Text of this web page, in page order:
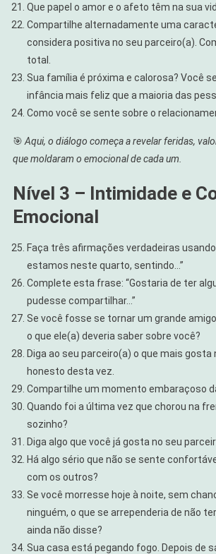
Que papel o amor e o afeto têm na sua
Compartilhe alternadamente uma
considera positiva no seu parceiro(a).
total.
Sua família é próxima e calorosa? Você
infância mais feliz que a maioria das
Como você se sente sobre o
🎯 Aqui, o diálogo começa a revelar feridas,
que moldaram o emocional de cada um.
Nível 3 – Intimidade e
Emocional
Faça três afirmações verdadeiras usando
estamos neste quarto, sentindo…”
Complete esta frase: “Gostaria de ter
pudesse compartilhar…”
Se você fosse se tornar um grande
o que ele(a) deveria saber sobre você?
Diga ao seu parceiro(a) o que mais gosta
honesto desta vez.
Compartilhe um momento embaraçoso
Quando foi a última vez que chorou na
sozinho?
Diga algo que você já gosta no seu
Há algo sério que não se sente
com os outros?
Se você morresse hoje à noite, sem
ninguém, o que se arrependeria de não
ainda não disse?
Sua casa está pegando fogo. Depois de